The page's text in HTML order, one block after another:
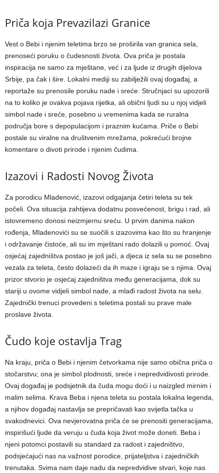
Priča koja Prevazilazi Granice
Vest o Bebi i njenim teletima brzo se proširila van granica sela,
prenoseći poruku o čudesnosti života. Ova priča je postala
inspiracija ne samo za mještane, već i za ljude iz drugih dijelova
Srbije, pa čak i šire. Lokalni mediji su zabilježili ovaj događaj, a
reportaže su prenosile poruku nade i sreće. Stručnjaci su upozorili
na to koliko je ovakva pojava rijetka, ali obični ljudi su u njoj vidjeli
simbol nade i sreće, posebno u vremenima kada se ruralna
područja bore s depopulacijom i praznim kućama. Priče o Bebi
postale su viralne na društvenim mrežama, pokrećući brojne
komentare o divoti prirode i njenim čudima.
Izazovi i Radosti Novog Života
Za porodicu Mladenović, izazovi odgajanja četiri teleta su tek
počeli. Ova situacija zahtijeva dodatnu posvećenost, brigu i rad, ali
istovremeno donosi neizmjernu sreću. U prvim danima nakon
rođenja, Mladenovići su se suočili s izazovima kao što su hranjenje
i održavanje čistoće, ali su im mještani rado dolazili u pomoć. Ovaj
osjećaj zajedništva postao je još jači, a djeca iz sela su se posebno
vezala za teleta, često dolazeći da ih maze i igraju se s njima. Ovaj
prizor stvorio je osjećaj zajedništva među generacijama, dok su
stariji u ovome vidjeli simbol nade, a mlađi radost života na selu.
Zajednički trenuci provedeni s teletima postali su prave male
proslave života.
Čudo koje ostavlja Trag
Na kraju, priča o Bebi i njenim četvorkama nije samo obična priča o
stočarstvu; ona je simbol plodnosti, sreće i nepredvidivosti prirode.
Ovaj događaj je podsjetnik da čuda mogu doći i u naizgled mirnim i
malim selima. Krava Beba i njena teleta su postala lokalna legenda,
a njihov događaj nastavlja se prepričavati kao svijetla tačka u
svakodnevici. Ova nevjerovatna priča će se prenositi generacijama,
inspirišući ljude da veruju u čuda koja život može doneti. Beba i
njeni potomci postavili su standard za radost i zajedništvo,
podsjećajući nas na važnost porodice, prijateljstva i zajedničkih
trenutaka. Svima nam daje nadu da nepredvidive stvari, koje nas